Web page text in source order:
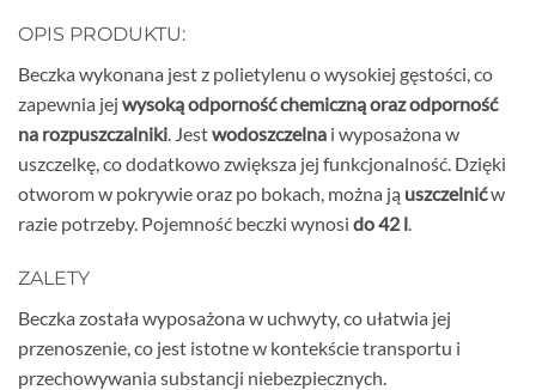
OPIS PRODUKTU:
Beczka wykonana jest z polietylenu o wysokiej gęstości, co
zapewnia jej wysoką odporność chemiczną oraz odporność
na rozpuszczalniki . Jestwodoszczelna i wyposażona w
uszczelkę, co dodatkowo zwiększa jej funkcjonalność. Dzięki
otworom w pokrywie oraz po bokach, można ją uszczelnićw
razie potrzeby. Pojemność beczki wynosi do 42 l
ZALETY
Beczka została wyposażona w uchwyty, co ułatwia jej
przenoszenie, co jest istotne w kontekście transportu i
przechowywania substancji niebezpiecznych.